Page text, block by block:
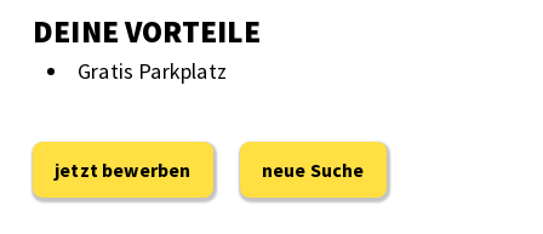
DEINE VORTEILE
Gratis Parkplatz
jetzt bewerben neue Suche